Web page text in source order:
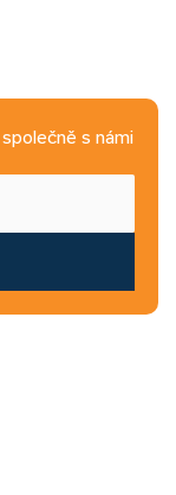
s námi